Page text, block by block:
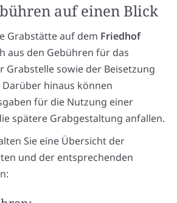
auf einen Blick
Grabstätte auf dem Friedhof
aus den Gebühren für das
Grabstelle sowie der Beisetzung
hinaus können
für die Nutzung einer
spätere Grabgestaltung anfallen.
Sie eine Übersicht der
und der entsprechenden